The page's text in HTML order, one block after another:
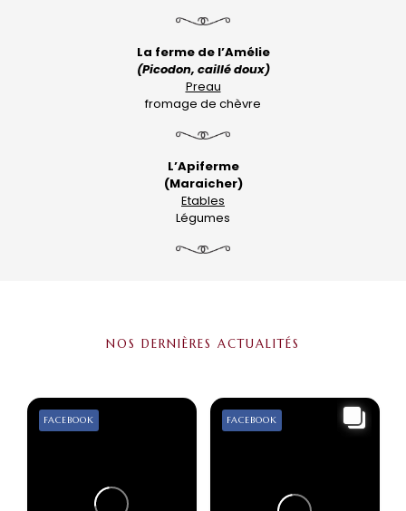
La ferme de l’Amélie
(Picodon, caillé doux)
Preau
fromage de chèvre
L’Apiferme
(Maraicher)
Etables
Légumes
NOS DERNIÈRES ACTUALITÉS
FACEBOOK FACEBOOK